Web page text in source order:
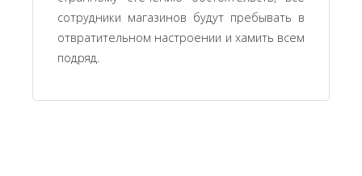
сотрудники магазинов будут пребывать в
отвратительном настроении и хамить всем
подряд.